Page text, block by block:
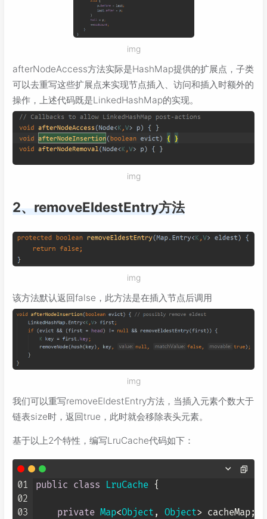
img
afterNodeAccess方法实际是HashMap提供的扩展点，子类
可以去重写这些扩展点来实现节点插入、访问和插入时额外的
操作，上述代码既是LinkedHashMap的实现。
img
2、removeEldestEntry方法
img
该方法默认返回false，此方法是在插入节点后调用
img
我们可以重写removeEldestEntry方法，当插入元素个数大于
链表size时，返回true，此时就会移除表头元素。
基于以上2个特性，编写LruCache代码如下：
01
02
03
public class LruCache {
private Map<Object , Object> cacheMap;